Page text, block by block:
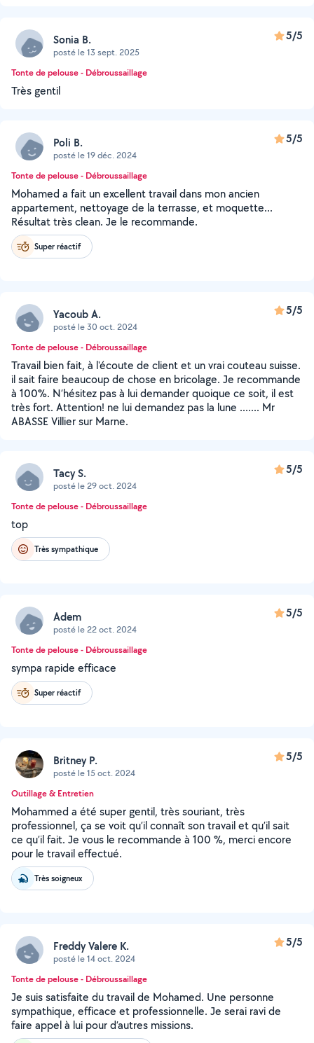
Sonia B.
posté le 13 sept. 2025
5/5
Tonte de pelouse - Débroussaillage
Très gentil
Poli B.
posté le 19 déc. 2024
5/5
Tonte de pelouse - Débroussaillage
Mohamed a fait un excellent travail dans mon ancien
appartement, nettoyage de la terrasse, et moquette...
Résultat très clean. Je le recommande.
Super réactif
Yacoub A.
posté le 30 oct. 2024
5/5
Tonte de pelouse - Débroussaillage
Travail bien fait, à l'écoute de client et un vrai couteau suisse.
il sait faire beaucoup de chose en bricolage. Je recommande
à 100%. N’hésitez pas à lui demander quoique ce soit, il est
très fort. Attention! ne lui demandez pas la lune ....... Mr
ABASSE Villier sur Marne.
Tacy S.
posté le 29 oct. 2024
5/5
Tonte de pelouse - Débroussaillage
top
Très sympathique
Adem
posté le 22 oct. 2024
5/5
Tonte de pelouse - Débroussaillage
sympa rapide efficace
Super réactif
Britney P.
posté le 15 oct. 2024
5/5
Outillage & Entretien
Mohammed a été super gentil, très souriant, très
professionnel, ça se voit qu’il connaît son travail et qu’il sait
ce qu’il fait. Je vous le recommande à 100 %, merci encore
pour le travail effectué.
Très soigneux
Freddy Valere K.
posté le 14 oct. 2024
5/5
Tonte de pelouse - Débroussaillage
Je suis satisfaite du travail de Mohamed. Une personne
sympathique, efficace et professionnelle. Je serai ravi de
faire appel à lui pour d’autres missions.